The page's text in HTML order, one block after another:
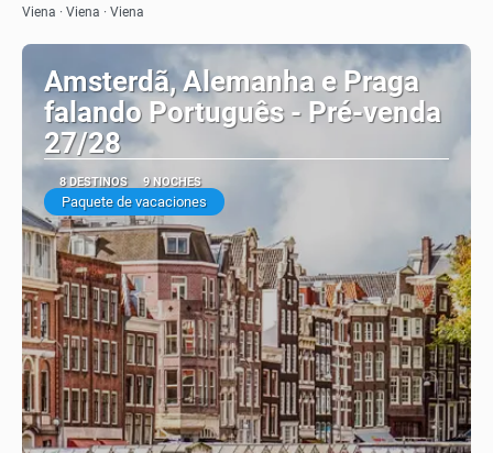
Viena · Viena · Viena
Amsterdã, Alemanha e Praga
falando Português - Pré-venda
27/28
8 DESTINOS 9 NOCHES
Paquete de vacaciones